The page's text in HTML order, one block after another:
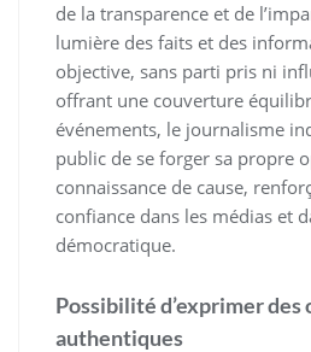
de la transparence et de
lumière des faits et des
objective, sans parti pris ni
offrant une couverture
événements, le journalisme
public de se forger sa propre
connaissance de cause,
confiance dans les médias et
démocratique.
Possibilité d’exprimer des
authentiques